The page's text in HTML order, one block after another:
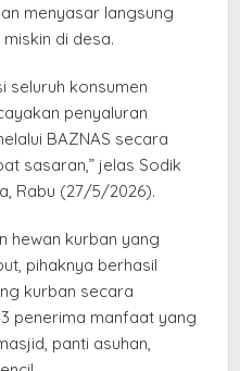
menyasar langsung
di desa.
seluruh konsumen
penyaluran
BAZNAS secara
sasaran,” jelas Sodik
Rabu (27/5/2026).
hewan kurban yang
pihaknya berhasil
kurban secara
penerima manfaat yang
panti asuhan,